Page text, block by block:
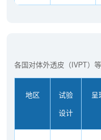
各国对体外透皮（IVPT）
地区
试验
设计
呈